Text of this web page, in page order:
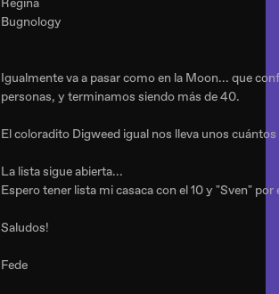
Regina
Bugnology
Igualmente va a pasar como en la Moon... que
personas, y terminamos siendo más de 40.
El coloradito Digweed igual nos lleva unos
La lista sigue abierta...
Espero tener lista mi casaca con el 10 y "Sven" por
Saludos!
Fede